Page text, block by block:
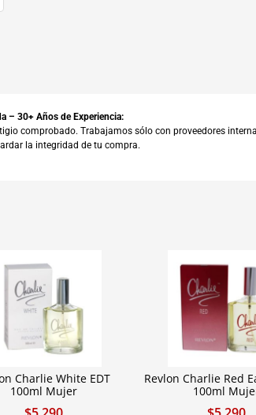
– 30+ Años de Experiencia:
comprobado. Trabajamos sólo con proveedores
la integridad de tu compra.
Charlie White EDT
100ml Mujer
Revlon Charlie Red
100ml